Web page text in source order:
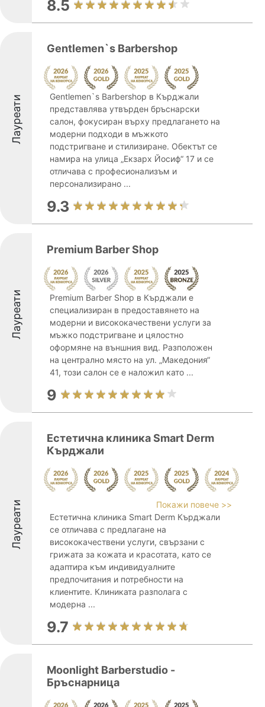
8.5
Лауреати
Gentlemen`s Barbershop
Gentlemen`s Barbershop в Кърджали
представлява утвърден бръснарски
салон, фокусиран върху предлагането на
модерни подходи в мъжкото
подстригване и стилизиране. Обектът се
намира на улица „Екзарх Йосиф“ 17 и се
отличава с професионализъм и
персонализирано ...
9.3
Лауреати
Premium Barber Shop
Premium Barber Shop в Кърджали е
специализиран в предоставянето на
модерни и висококачествени услуги за
мъжко подстригване и цялостно
оформяне на външния вид. Разположен
на централно място на ул. „Македония“
41, този салон се е наложил като ...
9
Лауреати
Естетична клиника Smart Derm
Кърджали
Покажи повече >>
Естетична клиника Smart Derm Кърджали
се отличава с предлагане на
висококачествени услуги, свързани с
грижата за кожата и красотата, като се
адаптира към индивидуалните
предпочитания и потребности на
клиентите. Клиниката разполага с
модерна ...
9.7
Moonlight Barberstudio -
Бръснарница